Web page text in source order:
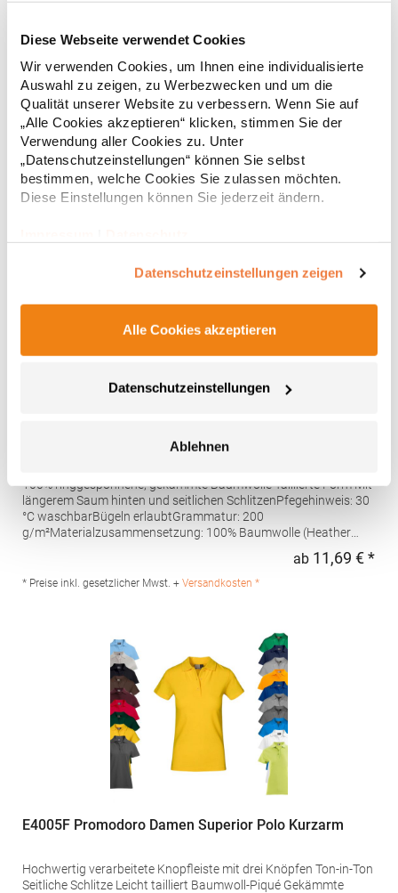
Diese Webseite verwendet Cookies
Wir verwenden Cookies, um Ihnen eine individualisierte
Auswahl zu zeigen, zu Werbezwecken und um die
Qualität unserer Website zu verbessern. Wenn Sie auf
„Alle Cookies akzeptieren“ klicken, stimmen Sie der
Verwendung aller Cookies zu. Unter
„Datenschutzeinstellungen“ können Sie selbst
bestimmen, welche Cookies Sie zulassen möchten.
Diese Einstellungen können Sie jederzeit ändern.
Datenschutzeinstellungen zeigen
Alle Cookies akzeptieren
Datenschutzeinstellungen
Ablehnen
Tailliertes Kurzarm-Poloshirt für Damen aus zertifizierter Bio-
Baumwolle Kragen und Ärmelbündchen aus 1x1-Rippe
Knopfleiste mit zwei Knöpfen Verstärkte Nahtabdeckung am
Kragen Seitenschlitze am Saum Herausreißbares
LabelPfegehinweis: 40 °C waschbarBügeln erlaubtGrammatur:
210 g/m²Materialzusammensetzung: 100% Baumwolle (Heather
Grey: 85% Baumwolle / 15% Viskose)Angaben zur
Spanien E-Mail: info@gorfactory.es
ab12,55 € *
* Preise inkl. gesetzlicher Mwst. +Versandkosten *
AQ020 Asquith & Fox Damen klassisches Polo
100% ringgesponnene, gekämmte Baumwolle Taillierte Form Mit
längerem Saum hinten und seitlichen SchlitzenPfegehinweis: 30
°C waschbarBügeln erlaubtGrammatur: 200
g/m²Materialzusammensetzung: 100% Baumwolle (Heather
Naas Road Bus. Park Naas Road Dublin D12 ER80 ROI Irland E-
ab 11,69 € *
* Preise inkl. gesetzlicher Mwst. + Versandkosten *
E4005F Promodoro Damen Superior Polo Kurzarm
Hochwertig verarbeitete Knopfleiste mit drei Knöpfen Ton-in-Ton
Seitliche Schlitze Leicht tailliert Baumwoll-Piqué Gekämmte